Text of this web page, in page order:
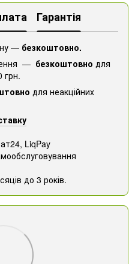
Гарантія
— безкоштовно.
— безкоштовно для
грн.
для неакційних
​​LiqPay
до 3 років.